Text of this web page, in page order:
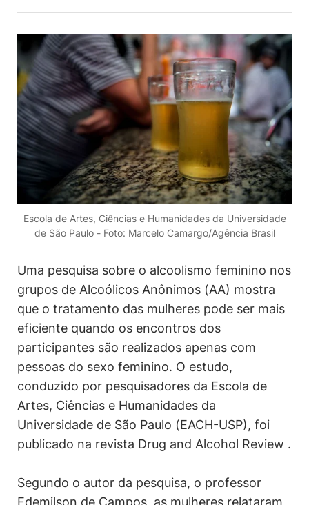
Escola de Artes, Ciências e Humanidades da Universidade
de São Paulo - Foto: Marcelo Camargo/Agência Brasil
Uma pesquisa sobre o alcoolismo feminino nos
grupos de Alcoólicos Anônimos (AA) mostra
que o tratamento das mulheres pode ser mais
eficiente quando os encontros dos
participantes são realizados apenas com
pessoas do sexo feminino. O estudo,
conduzido por pesquisadores da Escola de
Artes, Ciências e Humanidades da
Universidade de São Paulo (EACH-USP), foi
publicado na revista Drug and Alcohol Review .
Segundo o autor da pesquisa, o professor
Edemilson de Campos, as mulheres relataram